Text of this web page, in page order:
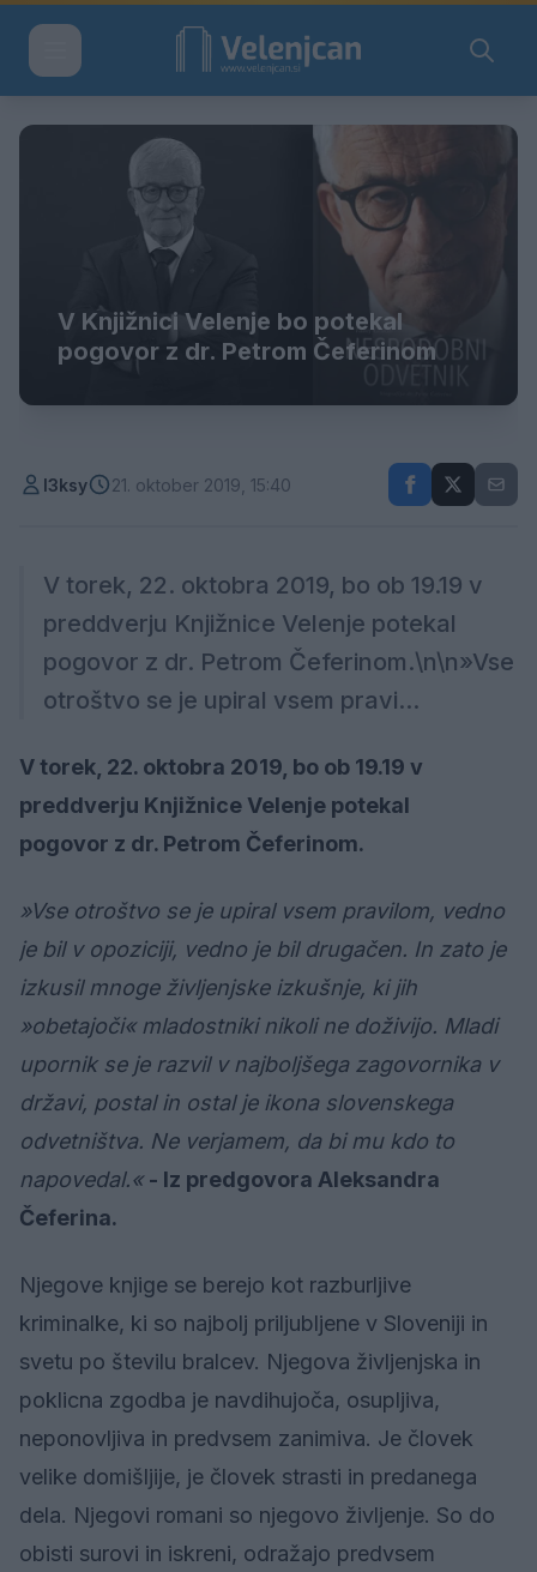
V Knjižnici Velenje bo potekal
pogovor z dr. Petrom Čeferinom
l3ksy 21. oktober 2019, 15:40
V torek, 22. oktobra 2019, bo ob 19.19 v
preddverju Knjižnice Velenje potekal
pogovor z dr. Petrom Čeferinom.\n\n»Vse
otroštvo se je upiral vsem pravi...
V torek, 22. oktobra 2019, bo ob 19.19 v
preddverju Knjižnice Velenje potekal
pogovor z dr. Petrom Čeferinom.
»Vse otroštvo se je upiral vsem pravilom, vedno
je bil v opoziciji, vedno je bil drugačen. In zato je
izkusil mnoge življenjske izkušnje, ki jih
»obetajoči« mladostniki nikoli ne doživijo. Mladi
upornik se je razvil v najboljšega zagovornika v
državi, postal in ostal je ikona slovenskega
odvetništva. Ne verjamem, da bi mu kdo to
napovedal.«- Iz predgovora Aleksandra
Čeferina.
Njegove knjige se berejo kot razburljive
kriminalke, ki so najbolj priljubljene v Sloveniji in
svetu po številu bralcev. Njegova življenjska in
poklicna zgodba je navdihujoča, osupljiva,
neponovljiva in predvsem zanimiva. Je človek
velike domišljije, je človek strasti in predanega
dela. Njegovi romani so njegovo življenje. So do
obisti surovi in iskreni, odražajo predvsem